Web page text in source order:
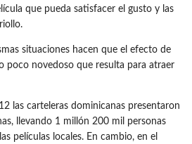
que pueda satisfacer el gusto y las
situaciones hacen que el efecto de
poco novedoso que resulta para atraer
las carteleras dominicanas presentaron
llevando 1 millón 200 mil personas
películas locales. En cambio, en el